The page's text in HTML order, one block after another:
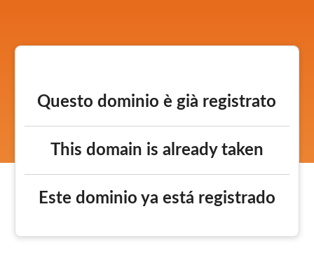
Questo dominio è già registrato
This domain is already taken
Este dominio ya está registrado